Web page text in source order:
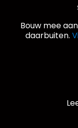
Bouw mee
daarbuiten.